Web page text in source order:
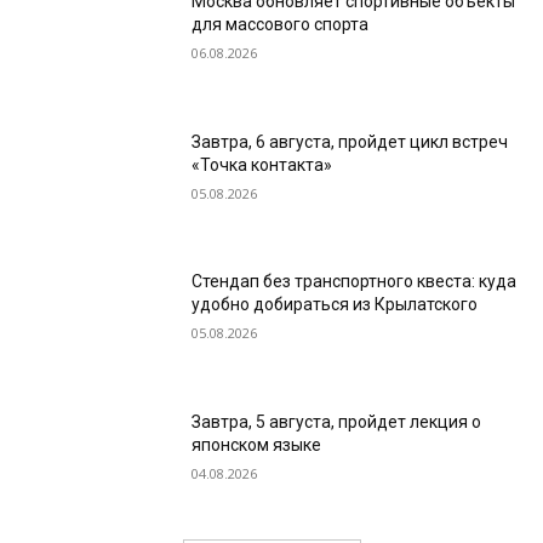
для массового спорта
06.08.2026
Завтра, 6 августа, пройдет цикл встреч
«Точка контакта»
05.08.2026
Стендап без транспортного квеста: куда
удобно добираться из Крылатского
05.08.2026
Завтра, 5 августа, пройдет лекция о
японском языке
04.08.2026